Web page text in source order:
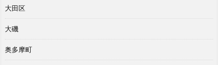
大田区
大磯
奥多摩町